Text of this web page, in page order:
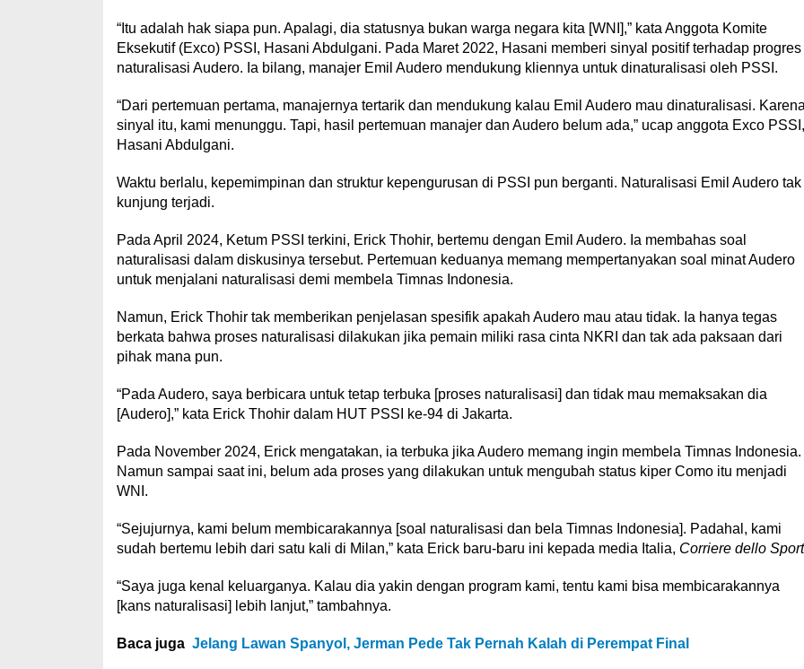
“Itu adalah hak siapa pun. Apalagi, dia statusnya bukan warga negara kita [WNI],” kata Anggota Komite
Eksekutif (Exco) PSSI, Hasani Abdulgani. Pada Maret 2022, Hasani memberi sinyal positif terhadap progres
naturalisasi Audero. Ia bilang, manajer Emil Audero mendukung kliennya untuk dinaturalisasi oleh PSSI.
“Dari pertemuan pertama, manajernya tertarik dan mendukung kalau Emil Audero mau dinaturalisasi.
sinyal itu, kami menunggu. Tapi, hasil pertemuan manajer dan Audero belum ada,” ucap anggota Exco PSSI,
Hasani Abdulgani.
Waktu berlalu, kepemimpinan dan struktur kepengurusan di PSSI pun berganti. Naturalisasi Emil Audero tak
kunjung terjadi.
Pada April 2024, Ketum PSSI terkini, Erick Thohir, bertemu dengan Emil Audero. Ia membahas soal
naturalisasi dalam diskusinya tersebut. Pertemuan keduanya memang mempertanyakan soal minat Audero
untuk menjalani naturalisasi demi membela Timnas Indonesia.
Namun, Erick Thohir tak memberikan penjelasan spesifik apakah Audero mau atau tidak. Ia hanya tegas
berkata bahwa proses naturalisasi dilakukan jika pemain miliki rasa cinta NKRI dan tak ada paksaan dari
pihak mana pun.
“Pada Audero, saya berbicara untuk tetap terbuka [proses naturalisasi] dan tidak mau memaksakan dia
[Audero],” kata Erick Thohir dalam HUT PSSI ke-94 di Jakarta.
Pada November 2024, Erick mengatakan, ia terbuka jika Audero memang ingin membela Timnas Indonesia.
Namun sampai saat ini, belum ada proses yang dilakukan untuk mengubah status kiper Como itu menjadi
WNI.
“Sejujurnya, kami belum membicarakannya [soal naturalisasi dan bela Timnas Indonesia]. Padahal, kami
sudah bertemu lebih dari satu kali di Milan,” kata Erick baru-baru ini kepada media Italia, Corriere dello
“Saya juga kenal keluarganya. Kalau dia yakin dengan program kami, tentu kami bisa membicarakannya
[kans naturalisasi] lebih lanjut,” tambahnya.
Baca juga Jelang Lawan Spanyol, Jerman Pede Tak Pernah Kalah di Perempat Final